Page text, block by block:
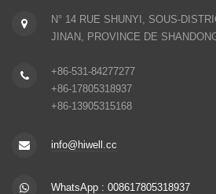
N° 14 RUE SHUNYI, SOUS-
JINAN, PROVINCE DE
+86-531-84277277
+86-17805318937
+86-13905315168
info@hiwell.cc
WhatsApp : 008617805318937